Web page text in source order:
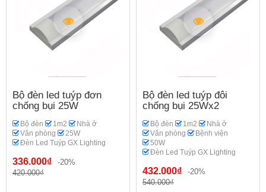
Bộ đèn led tuýp đơn
chống bụi 25W
Bộ đèn 1m2
Nhà ở
Văn phòng
25W
Đèn Led Tuýp GX Lighting
336.000₫
-20%
420.000₫
Bộ đèn led tuýp đôi
chống bụi 25Wx2
Bộ đèn 1m2
Nhà ở
Văn phòng
Bệnh viện
50W
Đèn Led Tuýp GX Lighting
432.000₫
-20%
540.000₫